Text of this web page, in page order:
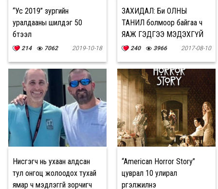
“Ус 2019” зургийн
уралдааны шилдэг 50
бүтээл
214 7062 2019-10-18
ЗАХИДАЛ: Би ОЛНЫ
ТАНИЛ болмоор байгаа ч
ЯАЖ ГЭДГЭЭ МЭДЭХГҮЙ
байна
240 3966 2017-08-10
Нисгэгч нь ухаан алдсан
тул онгоц жолоодох тухай
ямар ч мэдлэггүй зорчигч
“American Horror Story”
цуврал 10 улирал
үргэлжилнэ